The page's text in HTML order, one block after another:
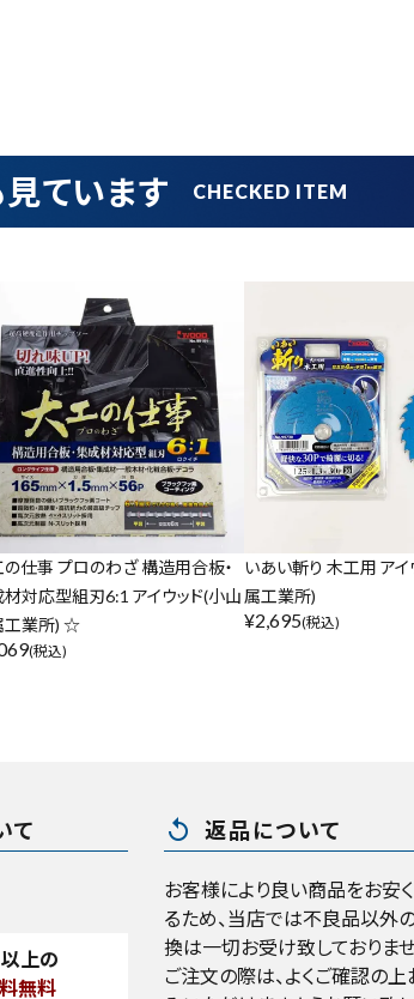
ています
仕事 プロのわざ 構造用合板・
対応型組刃6:1 アイウッド(小山
工業所) ☆
(税込)
いあい斬り 木工用 アイ
属工業所)
¥2,695(税込)
て
以上の
無料
replay 返品について
お客様により良い商品をお安
るため、当店では不良品以外
換は一切お受け致しておりませ
ご注文の際は、よくご確認の